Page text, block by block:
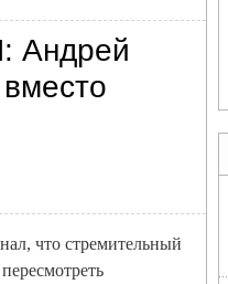
Андрей
что стремительный